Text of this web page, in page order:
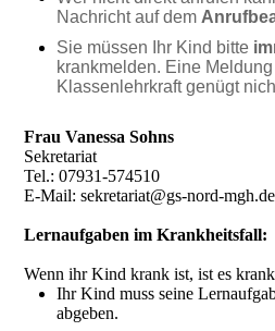
Nachricht auf dem
Sie müssen Ihr Kind bitte
krankmelden. Eine
Klassenlehrkraft genügt
Frau Vanessa Sohns
Sekretariat
Tel.: 07931-574510
E-Mail: sekretariat@gs-nord-mgh.de
Lernaufgaben im Krankheitsfall:
Wenn ihr Kind krank ist, ist es
Ihr Kind muss seine
abgeben.